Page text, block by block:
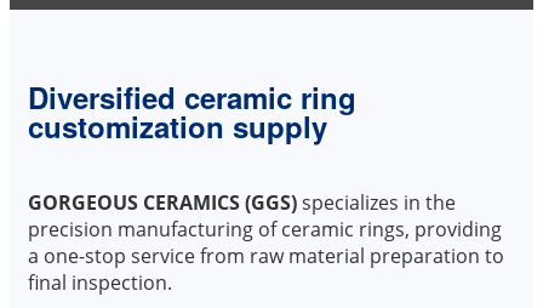
Diversified ceramic ring
customization supply
GORGEOUS CERAMICS (GGS)specializes in the
precision manufacturing of ceramic rings, providing
a one-stop service from raw material preparation to
final inspection.